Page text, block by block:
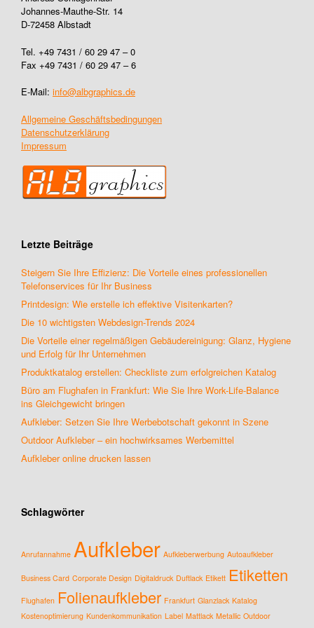
Johannes-Mauthe-Str. 14
D-72458 Albstadt
Tel. +49 7431 / 60 29 47 – 0
Fax +49 7431 / 60 29 47 – 6
E-Mail: info@albgraphics.de
Allgemeine Geschäftsbedingungen
Datenschutzerklärung
Impressum
Letzte Beiträge
Steigern Sie Ihre Effizienz: Die Vorteile eines professionellen
Telefonservices für Ihr Business
Printdesign: Wie erstelle ich effektive Visitenkarten?
Die 10 wichtigsten Webdesign-Trends 2024
Die Vorteile einer regelmäßigen Gebäudereinigung: Glanz, Hygiene
und Erfolg für Ihr Unternehmen
Produktkatalog erstellen: Checkliste zum erfolgreichen Katalog
Büro am Flughafen in Frankfurt: Wie Sie Ihre Work-Life-Balance
ins Gleichgewicht bringen
Aufkleber: Setzen Sie Ihre Werbebotschaft gekonnt in Szene
Outdoor Aufkleber – ein hochwirksames Werbemittel
Aufkleber online drucken lassen
Schlagwörter
Anrufannahme Aufkleber Aufkleberwerbung Autoaufkleber
Business Card Corporate Design Digitaldruck Duftlack Etikett Etiketten
Flughafen Folienaufkleber Frankfurt Glanzlack Katalog
Kostenoptimierung Kundenkommunikation Label Mattlack Metallic Outdoor